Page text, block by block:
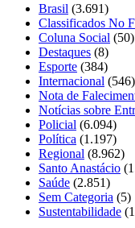
Brasil (3.691)
Classificados No
Coluna Social (50)
Destaques (8)
Esporte (384)
Internacional (546)
Nota de
Notícias sobre
Policial (6.094)
Política (1.197)
Regional (8.962)
Santo Anastácio
Saúde (2.851)
Sem Categoria (5)
Sustentabilidade